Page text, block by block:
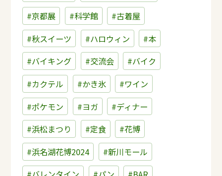
#京都展
#科学館
#古着屋
#秋スイーツ
#ハロウィン
#本
#バイキング
#交流会
#バイク
#カクテル
#かき氷
#ワイン
#ポケモン
#ヨガ
#ディナー
#浜松まつり
#定食
#花博
#浜名湖花博2024
#新川モール